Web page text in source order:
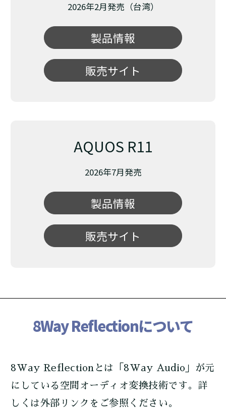
2026年2月発売（台湾）
製品情報
販売サイト
AQUOS R11
2026年7月発売
製品情報
販売サイト
8Way Reflectionについて
8Way Reflectionとは「8Way Audio」が元
にしている空間オーディオ変換技術です。詳
しくは外部リンクをご参照ください。